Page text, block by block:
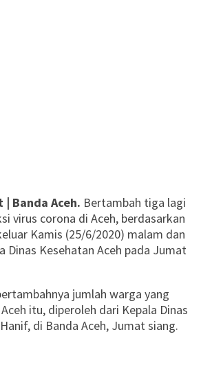
Banda Aceh. Bertambah tiga lagi
virus corona di Aceh, berdasarkan
Kamis (25/6/2020) malam dan
Dinas Kesehatan Aceh pada Jumat
jumlah warga yang
itu, diperoleh dari Kepala Dinas
di Banda Aceh, Jumat siang.